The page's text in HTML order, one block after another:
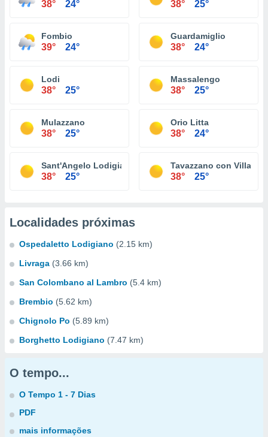
38° 24° 38° 25°
Fombio
39° 24°
Guardamiglio
38° 24°
Lodi
38° 25°
Massalengo
38° 25°
Mulazzano
38° 25°
Orio Litta
38° 24°
Sant'Angelo Lodigiano
38° 25°
Tavazzano con
38° 25°
Localidades próximas
Ospedaletto Lodigiano (2.15 km)
Livraga (3.66 km)
San Colombano al Lambro (5.4 km)
Brembio (5.62 km)
Chignolo Po (5.89 km)
Borghetto Lodigiano (7.47 km)
O tempo...
O Tempo 1 - 7 Dias
PDF
mais informações